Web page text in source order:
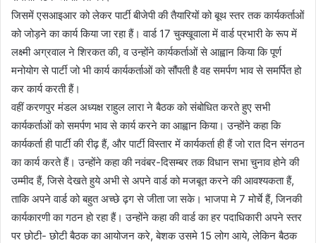
जिसमें एसआइआर को लेकर पार्टी बीजेपी की तैयारियों को बूथ स्तर तक कार्यकर्ताओं
को जोड़ने का कार्य किया जा रहा हैं। वार्ड 17 चुक्खूवाला में वार्ड प्रभारी के रूप में
लक्ष्मी अग्रवाल ने शिरकत की, व उन्होंने कार्यकर्ताओं से आह्वान किया कि पूर्ण
मनोयोग से पार्टी जो भी कार्य कार्यकर्ताओं को सौंपती है वह समर्पण भाव से समर्पित हो
कर कार्य करती हैं।
वहीं करणपुर मंडल अध्यक्ष राहुल लारा ने बैठक को संबोधित करते हुए सभी
कार्यकर्ताओं को समर्पण भाव से कार्य करने का आह्वान किया। उन्होंने कहा कि
कार्यकर्ता ही पार्टी की रीढ़ हैं, और पार्टी विस्तार में कार्यकर्ता ही हैं जो रात दिन संगठन
का कार्य करते हैं। उन्होंने कहा की नवंबर-दिसम्बर तक विधान सभा चुनाव होने की
उम्मीद हैं, जिसे देखते हुये अभी से अपने वार्ड को मजबूत करने की आवश्यकता हैं,
ताकि अपने वार्ड को बहुत अच्छे ढ़ग से जीता जा सके। भाजपा मे 7 मोर्चे हैं, जिनकी
कार्यकारणी का गठन हो रहा हैं। उन्होंने कहा की वार्ड का हर पदाधिकारी अपने स्तर
पर छोटी- छोटी बैठक का आयोजन करे, बेशक उसमे 15 लोग आये, लेकिन बैठक